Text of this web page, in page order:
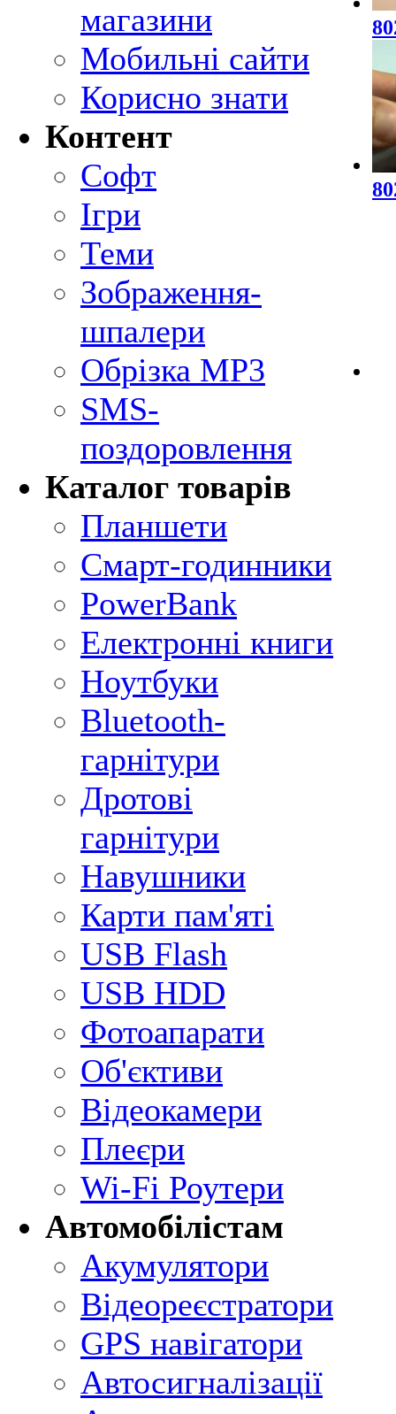
магазини
Мобильні сайти
Корисно знати
Контент
Софт
Ігри
Теми
Зображення-
шпалери
Обрізка MP3
SMS-
поздоровлення
Каталог товарів
Планшети
Смарт-годинники
PowerBank
Електронні книги
Ноутбуки
Bluetooth-
гарнітури
Дротові
гарнітури
Навушники
Карти пам'яті
USB Flash
USB HDD
Фотоапарати
Об'єктиви
Відеокамери
Плеєри
Wi-Fi Роутери
Автомобілістам
Акумулятори
Відеореєстратори
GPS навігатори
Автосигналізації